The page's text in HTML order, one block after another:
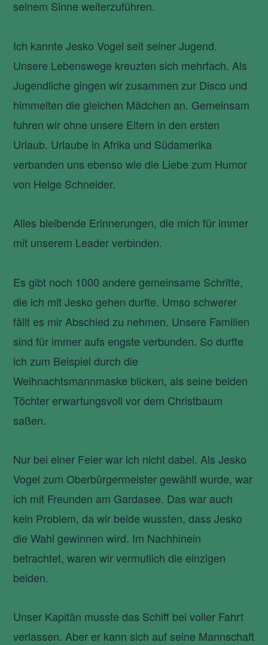
seinem Sinne weiterzuführen.
Ich kannte Jesko Vogel seit seiner Jugend.
Unsere Lebenswege kreuzten sich mehrfach. Als
Jugendliche gingen wir zusammen zur Disco und
himmelten die gleichen Mädchen an. Gemeinsam
fuhren wir ohne unsere Eltern in den ersten
Urlaub. Urlaube in Afrika und Südamerika
verbanden uns ebenso wie die Liebe zum Humor
von Helge Schneider.
Alles bleibende Erinnerungen, die mich für immer
mit unserem Leader verbinden.
Es gibt noch 1000 andere gemeinsame Schritte,
die ich mit Jesko gehen durfte. Umso schwerer
fällt es mir Abschied zu nehmen. Unsere Familien
sind für immer aufs engste verbunden. So durfte
ich zum Beispiel durch die
Weihnachtsmannmaske blicken, als seine beiden
Töchter erwartungsvoll vor dem Christbaum
saßen.
Nur bei einer Feier war ich nicht dabei. Als Jesko
Vogel zum Oberbürgermeister gewählt wurde, war
ich mit Freunden am Gardasee. Das war auch
kein Problem, da wir beide wussten, dass Jesko
die Wahl gewinnen wird. Im Nachhinein
betrachtet, waren wir vermutlich die einzigen
beiden.
Unser Kapitän musste das Schiff bei voller Fahrt
verlassen. Aber er kann sich auf seine Mannschaft